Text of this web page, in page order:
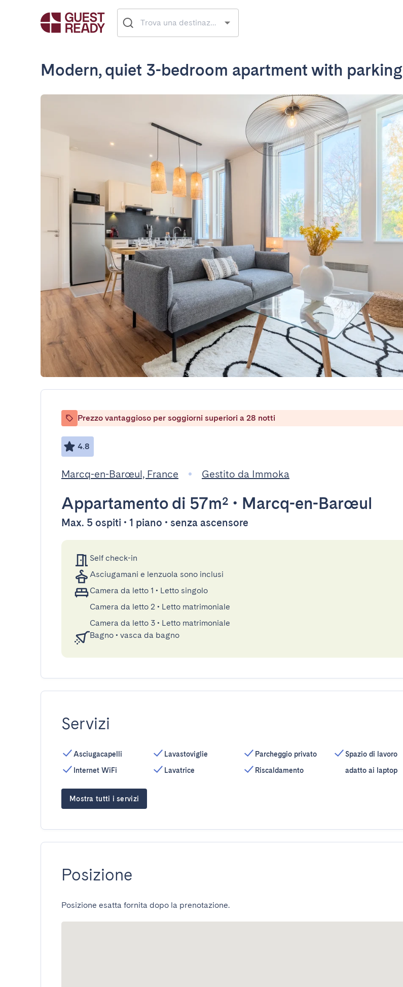
Modern, quiet 3-bedroom apartment with parking
Prezzo vantaggioso per soggiorni superiori a 28 notti
4.8
Marcq-en-Barœul, France Gestito da Immoka
Appartamento di 57m² • Marcq-en-Barœul
Max. 5 ospiti • 1 piano • senza ascensore
Self check-in
Asciugamani e lenzuola sono inclusi
Camera da letto 1 • Letto singolo
Camera da letto 2 • Letto matrimoniale
Camera da letto 3 • Letto matrimoniale
Bagno • vasca da bagno
Servizi
Asciugacapelli
Internet WiFi
Lavastoviglie
Lavatrice
Parcheggio privato
Riscaldamento
Spazio di lavoro
adatto ai laptop
Mostra tutti i servizi
Posizione
Posizione esatta fornita dopo la prenotazione.